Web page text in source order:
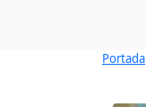
Portada